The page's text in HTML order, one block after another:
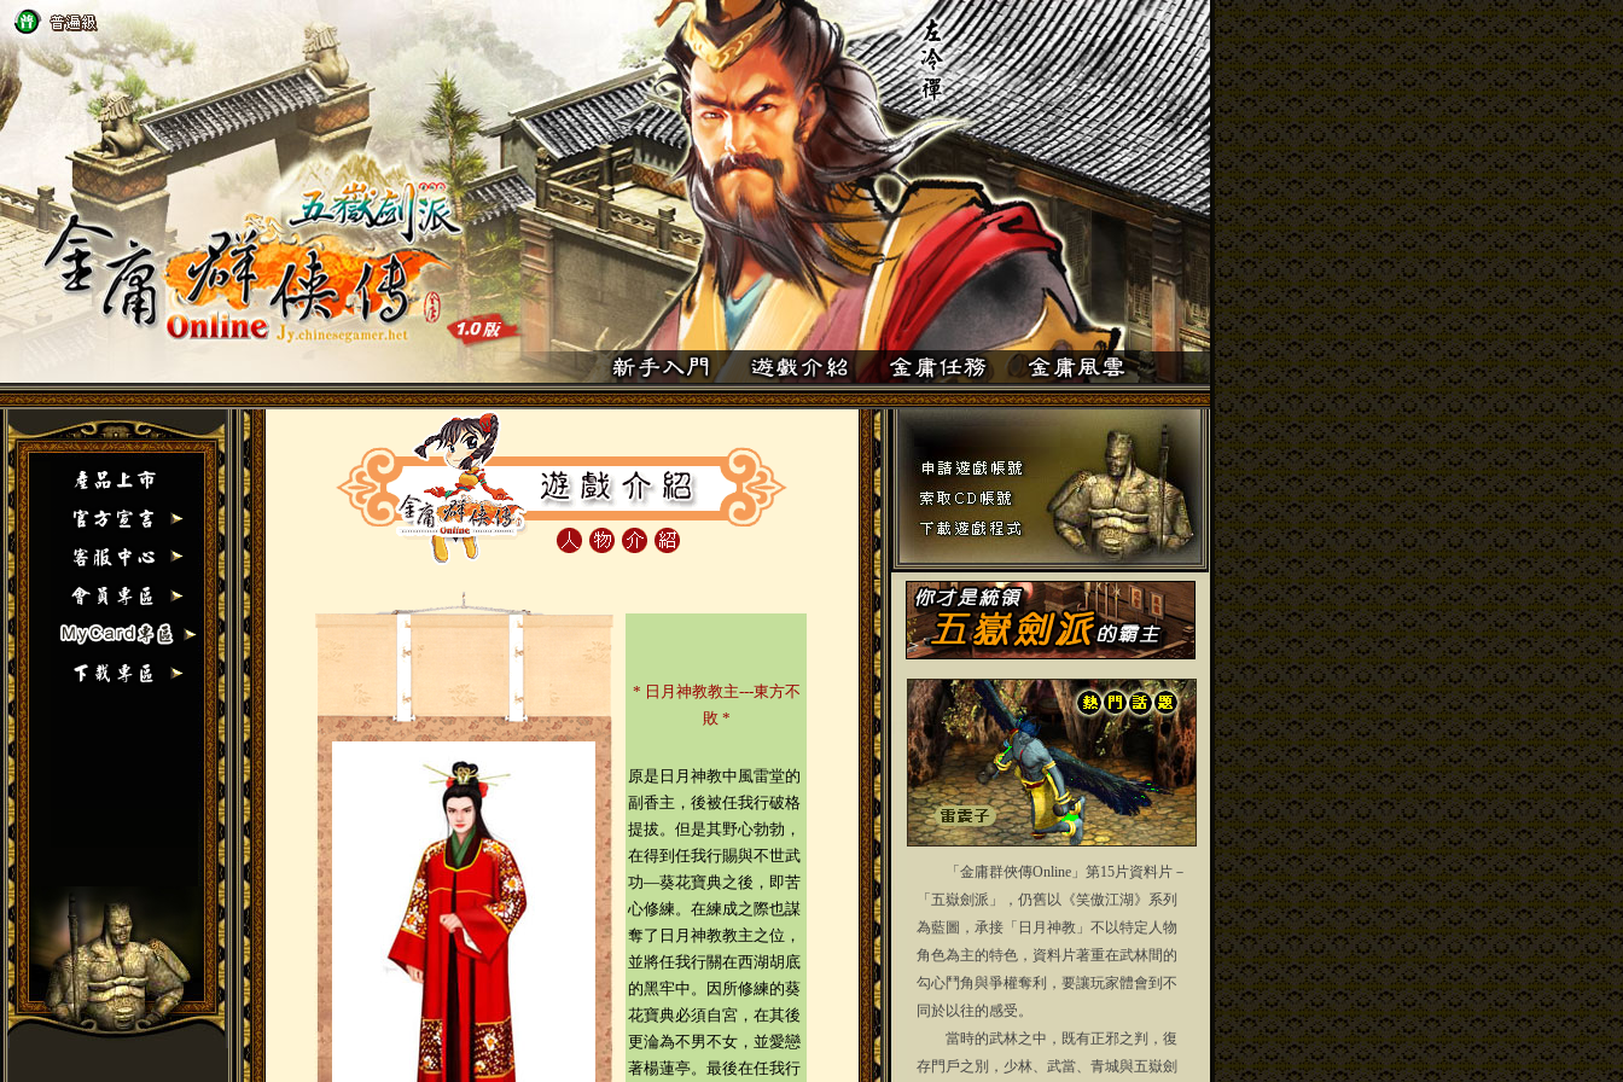
* 日月神教教主---東方不
敗 *
原是日月神教中風雷堂的
副香主，後被任我行破格
提拔。但是其野心勃勃，
在得到任我行賜與不世武
功—葵花寶典之後，即苦
心修練。在練成之際也謀
奪了日月神教教主之位，
並將任我行關在西湖胡底
的黑牢中。因所修練的葵
花寶典必須自宮，在其後
更淪為不男不女，並愛戀
著楊蓮亭。最後在任我行
「金庸群俠傳Online」第15片資料片－
「五嶽劍派」，仍舊以《笑傲江湖》系列
為藍圖，承接「日月神教」不以特定人物
角色為主的特色，資料片著重在武林間的
勾心鬥角與爭權奪利，要讓玩家體會到不
同於以往的感受。
當時的武林之中，既有正邪之判，復
存門戶之別，少林、武當、青城與五嶽劍